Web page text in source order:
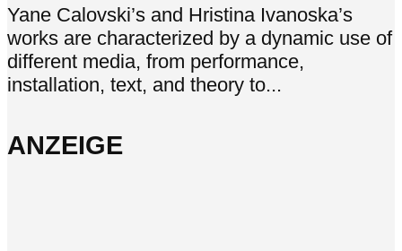
Yane Calovski’s and Hristina Ivanoska’s
works are characterized by a dynamic use of
different media, from performance,
installation, text, and theory to...
ANZEIGE